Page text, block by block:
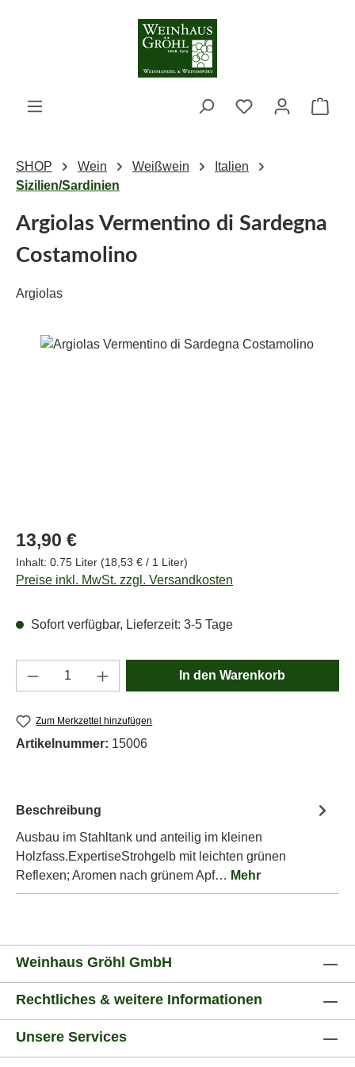
Zum Hauptinhalt springen
SHOP Wein Weißwein
Italien
Sizilien/Sardinien
Argiolas Vermentino di Sardegna
Costamolino
Argiolas
Bildergalerie überspringen
Regulärer Preis:
13,90 €
Inhalt: 0.75 Liter (18,53 € / 1 Liter)
Preise inkl. MwSt. zzgl. Versandkosten
Sofort verfügbar, Lieferzeit: 3-5 Tage
Produkt Anzahl: Gib den gewünschten
In den Warenkorb
Zum Merkzettel hinzufügen
Artikelnummer: 15006
Beschreibung
Ausbau im Stahltank und anteilig im kleinen
Holzfass.ExpertiseStrohgelb mit leichten grünen
Reflexen; Aromen nach grünem Apf… Mehr
Weinhaus Gröhl GmbH
Rechtliches & weitere Informationen
Unsere Services